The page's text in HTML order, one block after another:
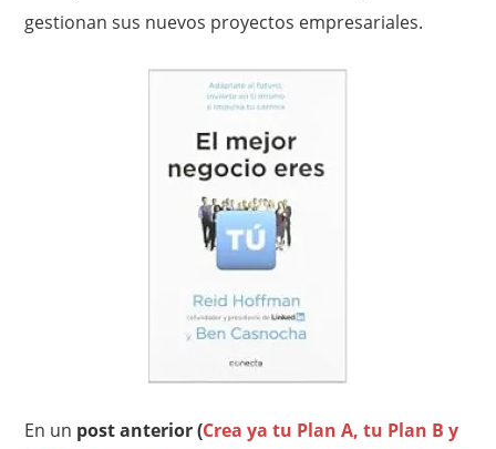
gestionan sus nuevos proyectos empresariales.
En un post anterior (Crea ya tu Plan A, tu Plan B y